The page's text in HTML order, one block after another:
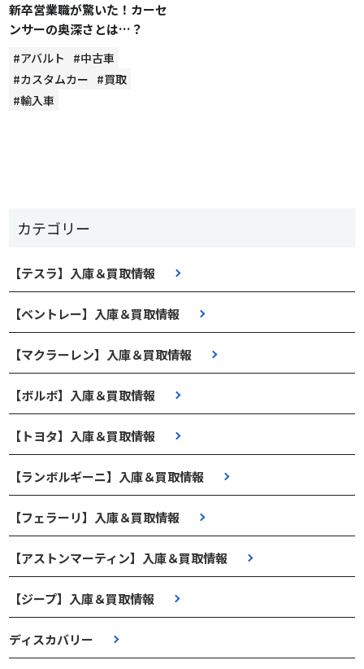
カテゴリー
【テスラ】入庫＆買取情報
【ベントレー】入庫＆買取情報
【マクラーレン】入庫＆買取情報
【ボルボ】入庫＆買取情報
【トヨタ】入庫＆買取情報
【ランボルギーニ】入庫＆買取情報
【フェラーリ】入庫＆買取情報
【アストンマーティン】入庫＆買取情報
【ジープ】入庫＆買取情報
ディスカバリー
新卒営業職が驚いた！カーセ
ンサーの奥深さとは…？
#アバルト
#中古車
#カスタムカー #買取
#輸入車